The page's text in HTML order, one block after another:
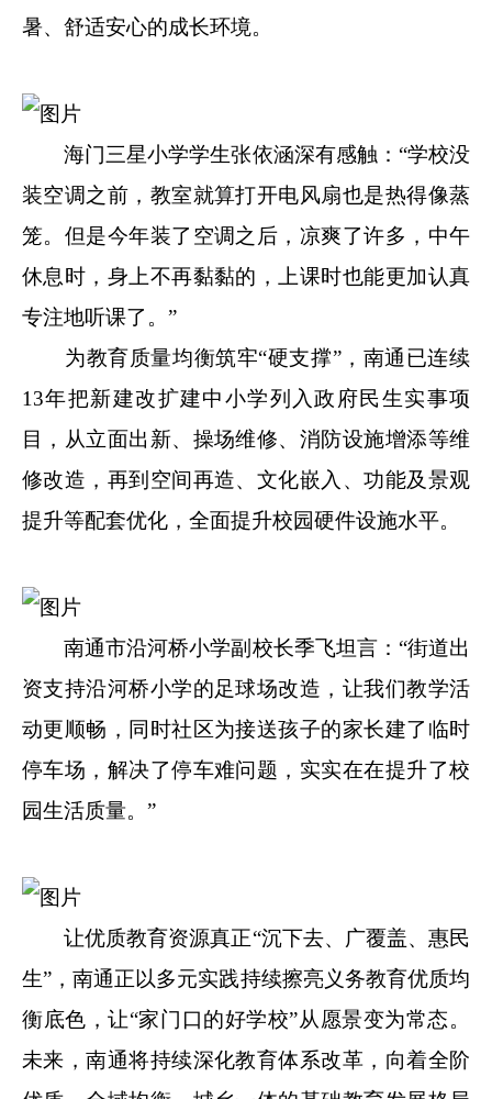
暑、舒适安心的成长环境。
海门三星小学学生张依涵深有感触：“学校没
装空调之前，教室就算打开电风扇也是热得像蒸
笼。但是今年装了空调之后，凉爽了许多，中午
休息时，身上不再黏黏的，上课时也能更加认真
专注地听课了。”
为教育质量均衡筑牢“硬支撑”，南通已连续
13年把新建改扩建中小学列入政府民生实事项
目，从立面出新、操场维修、消防设施增添等维
修改造，再到空间再造、文化嵌入、功能及景观
提升等配套优化，全面提升校园硬件设施水平。
南通市沿河桥小学副校长季飞坦言：“街道出
资支持沿河桥小学的足球场改造，让我们教学活
动更顺畅，同时社区为接送孩子的家长建了临时
停车场，解决了停车难问题，实实在在提升了校
园生活质量。”
让优质教育资源真正“沉下去、广覆盖、惠民
生”，南通正以多元实践持续擦亮义务教育优质均
衡底色，让“家门口的好学校”从愿景变为常态。
未来，南通将持续深化教育体系改革，向着全阶